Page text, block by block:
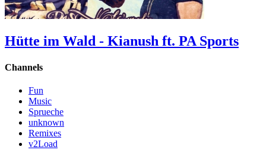
Hütte im Wald - Kianush ft. PA Sports
Channels
Fun
Music
Sprueche
unknown
Remixes
v2Load